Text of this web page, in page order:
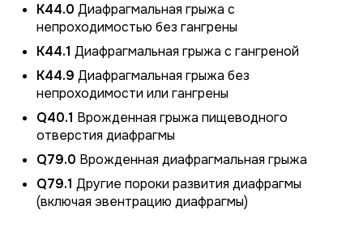
K44.0 Диафрагмальная грыжа с
непроходимостью без гангрены
K44.1 Диафрагмальная грыжа с гангреной
K44.9 Диафрагмальная грыжа без
непроходимости или гангрены
Q40.1 Врожденная грыжа пищеводного
отверстия диафрагмы
Q79.0 Врожденная диафрагмальная грыжа
Q79.1 Другие пороки развития диафрагмы
(включая эвентрацию диафрагмы)